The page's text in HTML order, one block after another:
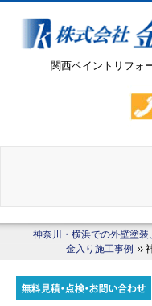
関西ペイントリフォ
神奈川・横浜での外壁塗
金入り施工事例